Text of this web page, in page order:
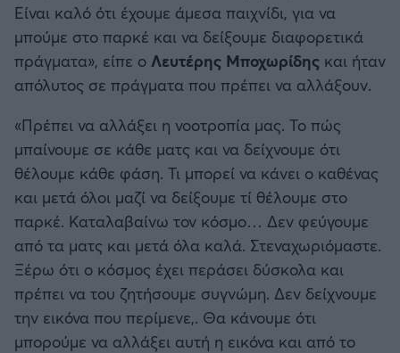
Ατλέτικο Μαδρίτης
Μάντσεστερ Γιουνάιτεντ
Μάντσεστερ Σίτι
Λίβερπουλ
Τσέλσι
Άρσεναλ
Γιουβέντους
Είναι καλό ότι έχουμε άμεσα παιχνίδι, για να
μπούμε στο παρκέ και να δείξουμε διαφορετικά
πράγματα», είπε ο Λευτέρης Μποχωρίδης και ήταν
απόλυτος σε πράγματα που πρέπει να αλλάξουν.
«Πρέπει να αλλάξει η νοοτροπία μας. Το πώς
μπαίνουμε σε κάθε ματς και να δείχνουμε ότι
θέλουμε κάθε φάση. Τι μπορεί να κάνει ο καθένας
και μετά όλοι μαζί να δείξουμε τί θέλουμε στο
παρκέ. Καταλαβαίνω τον κόσμο… Δεν φεύγουμε
από τα ματς και μετά όλα καλά. Στεναχωριόμαστε.
Ξέρω ότι ο κόσμος έχει περάσει δύσκολα και
πρέπει να του ζητήσουμε συγνώμη. Δεν δείχνουμε
την εικόνα που περίμενε,. Θα κάνουμε ότι
μπορούμε να αλλάξει αυτή η εικόνα και από το